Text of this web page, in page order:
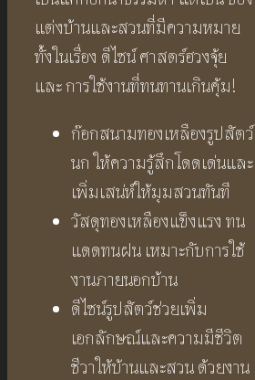
แต่งบ้านและสวนที่มีความหมาย
ทั้งในเรื่อง ดีไซน์ ศาสตร์ฮวงจุ้ย
และ การใช้งานที่ทนทานเกินคุ้ม!
ก๊อกสนามทองเหลืองรูปสัตว์
นก ให้ความรู้สึกโดดเด่นและ
เพิ่มเสน่ห์ให้มุมสวนทันที
วัสดุทองเหลืองแข็งแรง ทน
แดดทนฝน เหมาะกับการใช้
งานภายนอกบ้าน
ดีไซน์รูปสัตว์ช่วยเพิ่ม
เอกลักษณ์และความมีชีวิต
ชีวาให้บ้านและสวน ด้วยงาน